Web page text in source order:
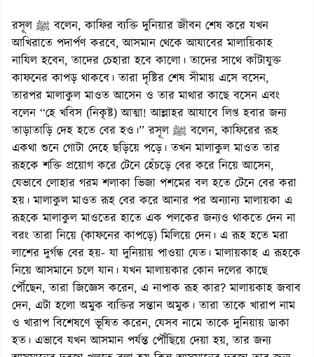
রসূল ﷺ বলেন, কাফির ব্যক্তি দুনিয়ার জীবন শেষ করে যখন
আখিরাতে পদার্পণ করবে, আসমান থেকে আযাবের মালায়িকাহ
নাযিল হবেন, তাদের চেহারা হবে কালো। তাদের সাথে কাঁটাযুক্ত
কাফনের কাপড় থাকবে। তারা দৃষ্টির শেষ সীমায় এসে বসেন,
তারপর মালাকুল মাওত আসেন ও তার মাথার কাছে বসেন এবং
বলেন ‘‘হে খবিস (নিকৃষ্ট) আত্মা! আল্লাহর আযাবে লিপ্ত হবার জন্য
তাড়াতাড়ি দেহ হতে বের হও।’’ রসূল ﷺ বলেন, কাফিরের রূহ
একথা শুনে গোটা দেহে ছড়িয়ে পড়ে। তখন মালাকুল মাওত তার
রূহকে শক্তি প্রয়োগ করে টেনে হেঁচড়ে বের করে নিয়ে আসেন,
যেভাবে লোহার গরম শলাকা ভিজা পশমের বল হতে টেনে বের করা
হয়। মালাকুল মাওত রূহ বের করে আনার পর অন্যান্য মালায়কা এ
রূহকে মালাকুল মাওতের হাতে এক পলকের জন্যও থাকতে দেন না
বরং তারা নিয়ে (কাফনের কাপড়ে) মিলিয়ে দেন। এ রূহ হতে মরা
লাশের দুর্গন্ধ বের হয়- যা দুনিয়ায় পাওয়া যেত। মালায়কাহ এ রূহকে
নিয়ে আসমানে চলে যান। যখন মালায়কার কোন দলের কাছে
পৌঁছেন, তারা জিজ্ঞেস করেন, এ নাপাক রূহ কার? মালায়কাহ জবাব
দেন, এটা হলো অমুক ব্যক্তির সন্তান অমুক। তারা তাকে খারাপ নাম
ও খারাপ বিশেষণে ভূষিত করেন, যেসব নামে তাকে দুনিয়ায় ডাকা
হত। এভাবে যখন আসমান পর্যন্ত পৌঁছিয়ে দেয়া হয়, তার জন্য